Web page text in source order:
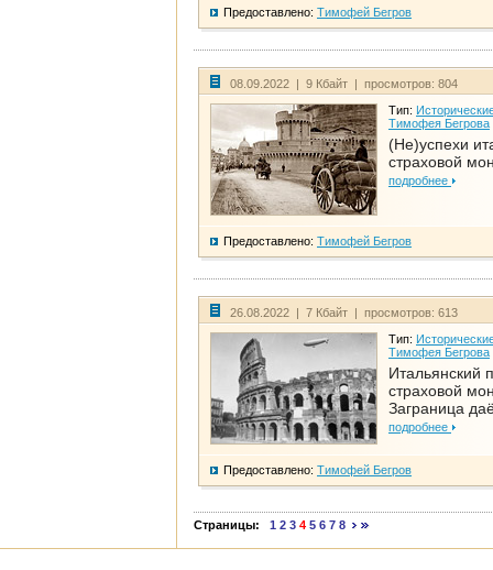
Предоставлено: Тимофей Бегров
08.09.2022 | 9 Кбайт | просмотров: 804
Тип:
Тимофея Бегрова
(Не)успехи
страховой
подробнее
Предоставлено: Тимофей Бегров
26.08.2022 | 7 Кбайт | просмотров: 613
Тип:
Тимофея Бегрова
Итальянский
страховой
Заграница
подробнее
Предоставлено: Тимофей Бегров
Страницы: 1 2 3 4 5 6 7 8